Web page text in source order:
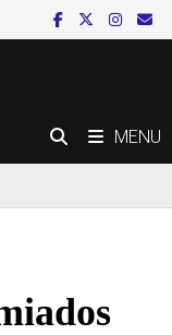
MENU